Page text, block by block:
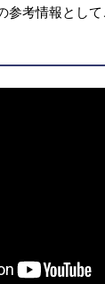
参考情報として